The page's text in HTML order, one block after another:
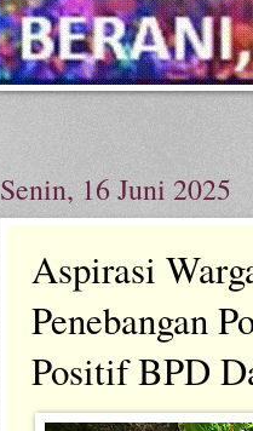
Senin, 16 Juni 2025
Aspirasi
Penebangan
Positif BPD